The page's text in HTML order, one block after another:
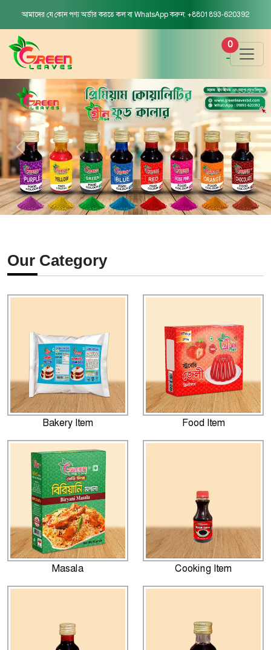
আমাদের যে কোন পণ্য অর্ডার করতে কল বা WhatsApp করুন: +8801893-620392
0
Our Category
Bakery Item Food Item
Masala Cooking Item